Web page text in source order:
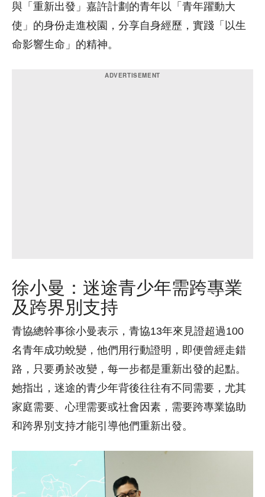
與「重新出發」嘉許計劃的青年以「青年躍動大
使」的身份走進校園，分享自身經歷，實踐「以生
命影響生命」的精神。
徐小曼：迷途青少年需跨專業
及跨界別支持
青協總幹事徐小曼表示，青協13年來見證超過100
名青年成功蛻變，他們用行動證明，即便曾經走錯
路，只要勇於改變，每一步都是重新出發的起點。
她指出，迷途的青少年背後往往有不同需要，尤其
家庭需要、心理需要或社會因素，需要跨專業協助
和跨界別支持才能引導他們重新出發。